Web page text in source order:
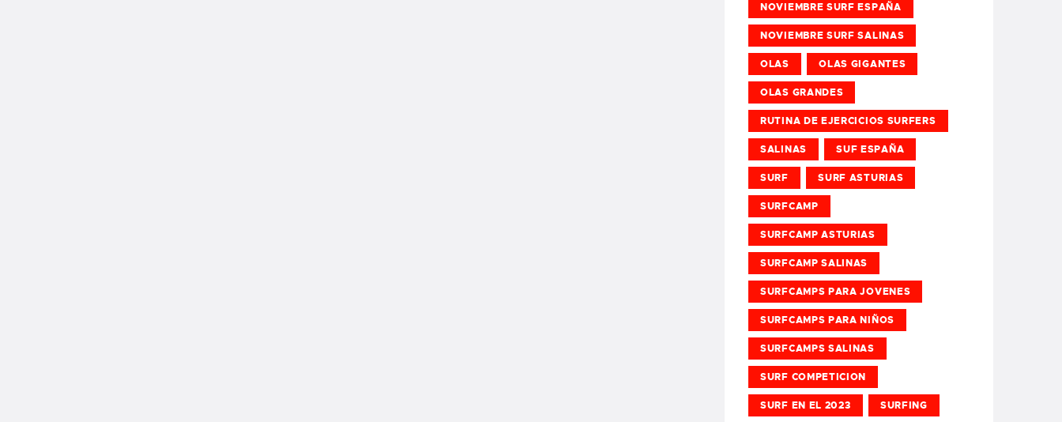
NOVIEMBRE SURF ESPAÑA
NOVIEMBRE SURF SALINAS
OLAS OLAS GIGANTES
OLAS GRANDES
RUTINA DE EJERCICIOS SURFERS
SALINAS SUF ESPAÑA
SURF SURF ASTURIAS
SURFCAMP
SURFCAMP ASTURIAS
SURFCAMP SALINAS
SURFCAMPS PARA JOVENES
SURFCAMPS PARA NIÑOS
SURFCAMPS SALINAS
SURF COMPETICION
SURF EN EL 2023 SURFING